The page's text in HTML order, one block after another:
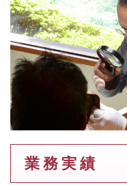
業 務 実 績